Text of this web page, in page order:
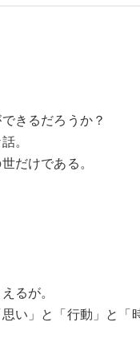
きるだろうか？
。
だけである。
るが。
い」と「行動」と